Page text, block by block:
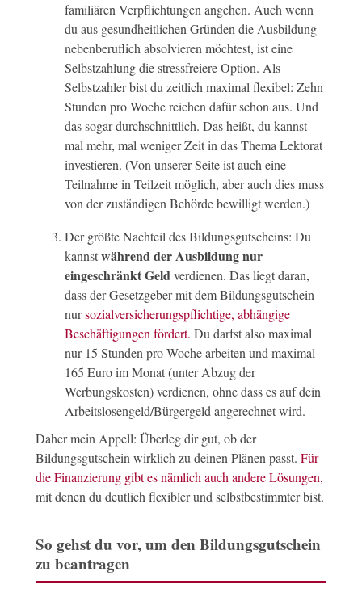
familiären Verpflichtungen angehen. Auch wenn
du aus gesundheitlichen Gründen die Ausbildung
nebenberuflich absolvieren möchtest, ist eine
Selbstzahlung die stressfreiere Option. Als
Selbstzahler bist du zeitlich maximal flexibel: Zehn
Stunden pro Woche reichen dafür schon aus. Und
das sogar durchschnittlich. Das heißt, du kannst
mal mehr, mal weniger Zeit in das Thema Lektorat
investieren. (Von unserer Seite ist auch eine
Teilnahme in Teilzeit möglich, aber auch dies muss
von der zuständigen Behörde bewilligt werden.)
Der größte Nachteil des Bildungsgutscheins: Du
kannstwährend der Ausbildung nur
eingeschränkt Geld verdienen. Das liegt daran,
dass der Gesetzgeber mit dem Bildungsgutschein
nursozialversicherungspflichtige, abhängige
Beschäftigungen fördert. Du darfst also maximal
nur 15 Stunden pro Woche arbeiten und maximal
165 Euro im Monat (unter Abzug der
Werbungskosten) verdienen, ohne dass es auf dein
Arbeitslosengeld/Bürgergeld angerechnet wird.
Daher mein Appell: Überleg dir gut, ob der
Bildungsgutschein wirklich zu deinen Plänen passt. Für
die Finanzierung gibt es nämlich auch andere Lösungen,
mit denen du deutlich flexibler und selbstbestimmter bist.
So gehst du vor, um den Bildungsgutschein
zu beantragen